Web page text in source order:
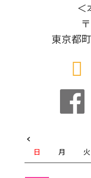
＜
東京都
日
月 火